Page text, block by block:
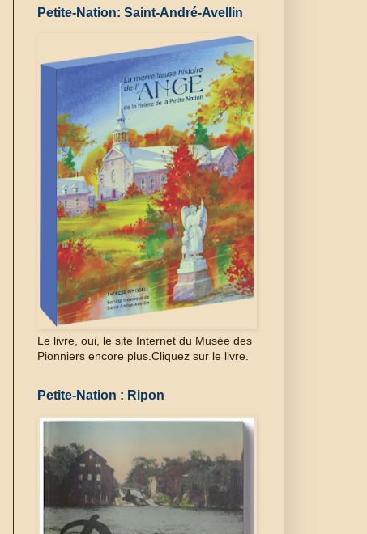
Petite-Nation: Saint-André-Avellin
Le livre, oui, le site Internet du Musée des
Pionniers encore plus.Cliquez sur le livre.
Petite-Nation : Ripon